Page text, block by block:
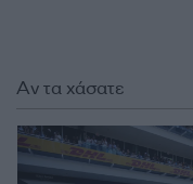
Αν τα χάσατε